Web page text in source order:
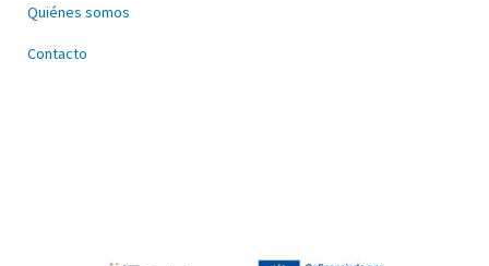
Quiénes somos
Contacto